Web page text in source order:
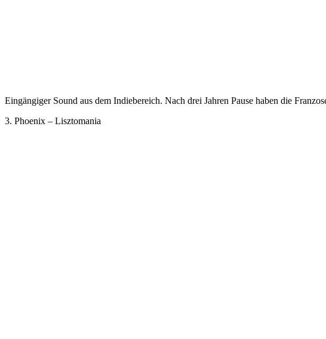
Eingängiger Sound aus dem Indiebereich. Nach drei Jahren Pause haben die
3. Phoenix – Lisztomania